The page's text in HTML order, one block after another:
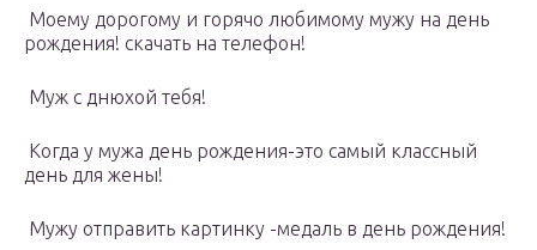
Моему дорогому и горячо любимому мужу на день
рождения! скачать на телефон!
Муж с днюхой тебя!
Когда у мужа день рождения-это самый классный
день для жены!
Мужу отправить картинку -медаль в день рождения!